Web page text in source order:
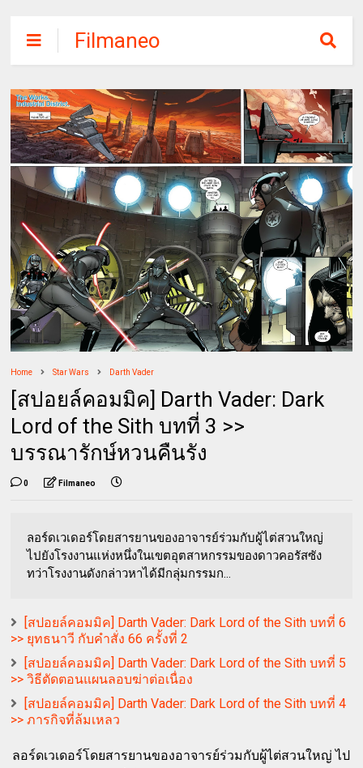
Filmaneo
Home Star Wars Darth Vader
[สปอยล์คอมมิค] Darth Vader: Dark
Lord of the Sith บทที่ 3 >>
บรรณารักษ์หวนคืนรัง
0 Filmaneo
ลอร์ดเวเดอร์โดยสารยานของอาจารย์ร่วมกับผู้ไต่สวนใหญ่
ไปยังโรงงานแห่งหนึ่งในเขตอุตสาหกรรมของดาวคอรัสซัง
ทว่าโรงงานดังกล่าวหาได้มีกลุ่มกรรมก...
[สปอยล์คอมมิค] Darth Vader: Dark Lord of the Sith บทที่ 6
>> ยุทธนาวี กับคำสั่ง 66 ครั้งที่ 2
[สปอยล์คอมมิค] Darth Vader: Dark Lord of the Sith บทที่ 5
>> วิธีตัดตอนแผนลอบฆ่าต่อเนื่อง
[สปอยล์คอมมิค] Darth Vader: Dark Lord of the Sith บทที่ 4
>> ภารกิจที่ล้มเหลว
ลอร์ดเวเดอร์โดยสารยานของอาจารย์ร่วมกับผู้ไต่สวนใหญ่ ไป